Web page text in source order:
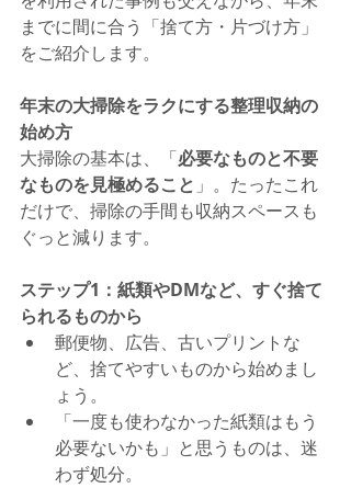
までに間に合う「捨て方・片づけ方」
をご紹介します。
年末の大掃除をラクにする整理収納の
始め方
大掃除の基本は、「必要なものと不要
なものを見極めること 」。たったこれ
だけで、掃除の手間も収納スペースも
ぐっと減ります。
ステップ1：紙類やDMなど、すぐ捨て
られるものから
郵便物、広告、古いプリントな
ど、捨てやすいものから始めまし
ょう。
「一度も使わなかった紙類はもう
必要ないかも」と思うものは、迷
わず処分。